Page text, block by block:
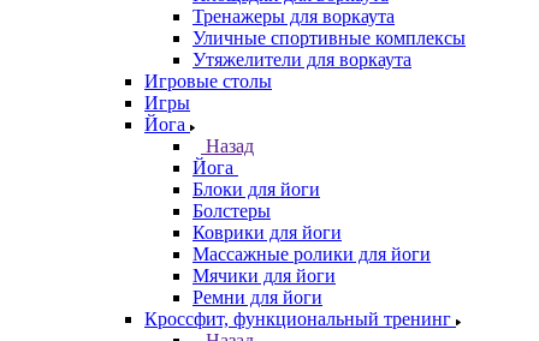
Тренажеры для воркаута
Уличные спортивные комплексы
Утяжелители для воркаута
Игровые столы
Игры
Йога
Назад
Йога
Блоки для йоги
Болстеры
Коврики для йоги
Массажные ролики для йоги
Мячики для йоги
Ремни для йоги
Кроссфит, функциональный тренинг